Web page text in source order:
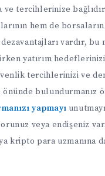
ve tercihlerinize
hem de
vardır, bu
yatırım
tercihlerinizi ve
önünde bulundurmanız
yapmayı
veya endişeniz
kripto para uzmanına